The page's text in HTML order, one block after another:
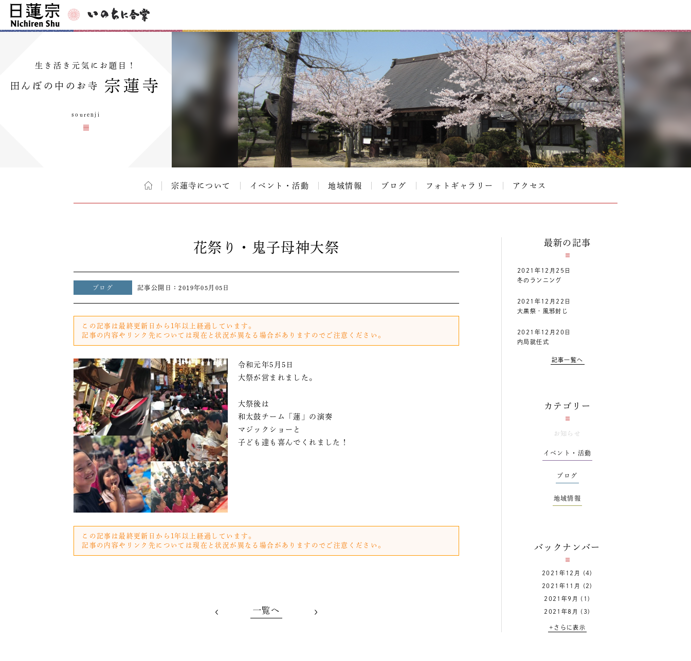
生き活き元気にお題目！
田んぼの中のお寺 宗蓮寺
sourenji
宗蓮寺について イベント・活動 地域情報 ブログ フォトギャラリー アクセス
花祭り・鬼子母神大祭
ブログ 記事公開日：2019年05月05日
この記事は最終更新日から1年以上経過しています。
記事の内容やリンク先については現在と状況が異なる場合がありますのでご注意ください。
令和元年5月5日
大祭が営まれました。
大祭後は
和太鼓チーム「蓮」の演奏
マジックショーと
子ども達も喜んでくれました！
この記事は最終更新日から1年以上経過しています。
記事の内容やリンク先については現在と状況が異なる場合がありますのでご注意ください。
一覧へ
最新の記事
2021年12月25日
冬のランニング
2021年12月22日
大黒祭・風邪封じ
2021年12月20日
内局就任式
記事一覧へ
カテゴリー
お知らせ
イベント・活動
ブログ
地域情報
バックナンバー
2021年12月 (4)
2021年11月 (2)
2021年9月 (1)
2021年8月 (3)
+さらに表示